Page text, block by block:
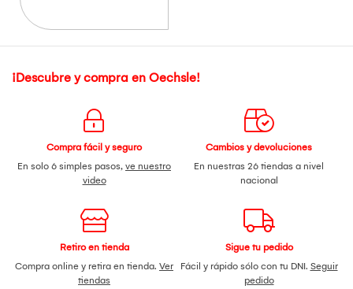
¡Descubre y compra en Oechsle!
Compra fácil y seguro
En solo 6 simples pasos, ve nuestro
video
Cambios y devoluciones
En nuestras 26 tiendas a nivel
nacional
Retiro en tienda
Compra online y retira en tienda. Ver
tiendas
Sigue tu pedido
Fácil y rápido sólo con tu DNI. Seguir
pedido